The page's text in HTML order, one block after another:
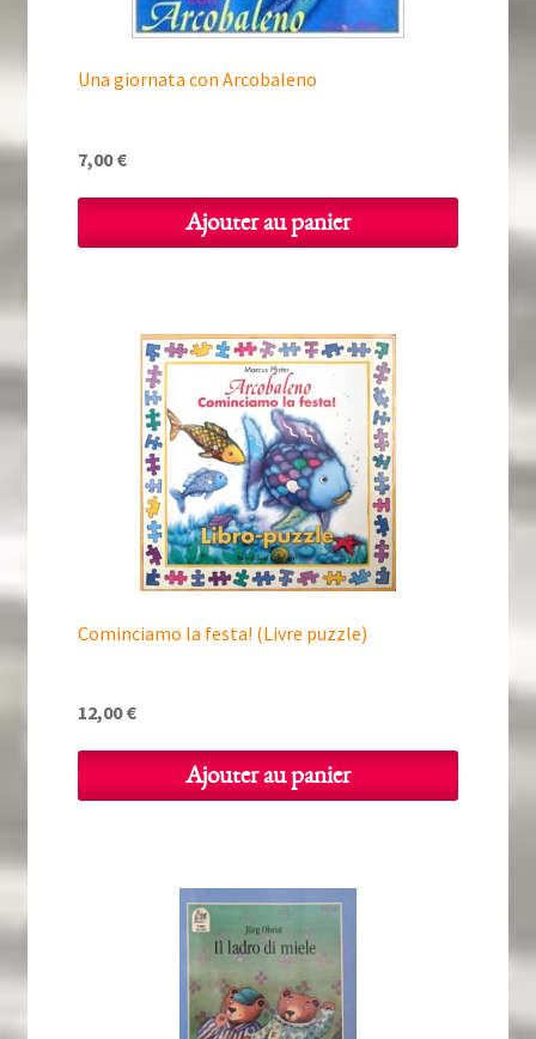
Una giornata con Arcobaleno
7,00€
Ajouter au panier
Cominciamo la festa! (Livre puzzle)
12,00€
Ajouter au panier